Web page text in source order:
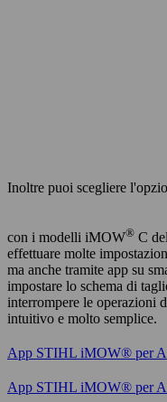
Inoltre puoi scegliere
con i modelli iMOW® C
effettuare molte
ma anche tramite app su
impostare lo schema di
interrompere le operazioni
intuitivo e molto semplice.
App STIHL iMOW® per
App STIHL iMOW® per